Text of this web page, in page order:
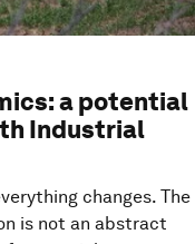
a potential
Industrial
changes. The
is not an abstract